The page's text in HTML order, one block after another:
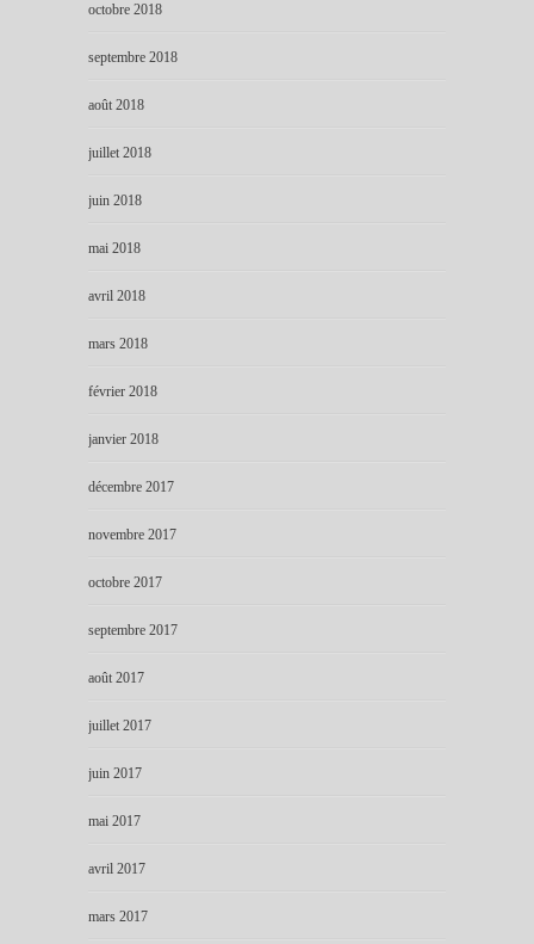
octobre 2018
septembre 2018
août 2018
juillet 2018
juin 2018
mai 2018
avril 2018
mars 2018
février 2018
janvier 2018
décembre 2017
novembre 2017
octobre 2017
septembre 2017
août 2017
juillet 2017
juin 2017
mai 2017
avril 2017
mars 2017